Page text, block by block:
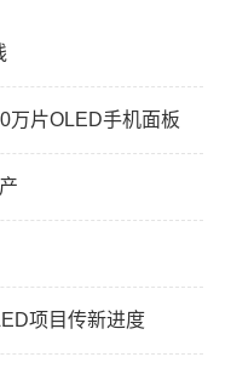
万片OLED手机面板
项目传新进度